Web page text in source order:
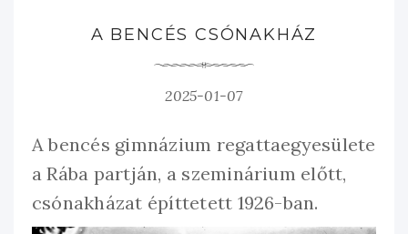
A BENCÉS CSÓNAKHÁZ
2025-01-07
A bencés gimnázium regattaegyesülete
a Rába partján, a szeminárium előtt,
csónakházat építtetett 1926-ban.